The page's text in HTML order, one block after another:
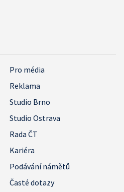
Pro média
Reklama
Studio Brno
Studio Ostrava
Rada ČT
Kariéra
Podávání námětů
Časté dotazy